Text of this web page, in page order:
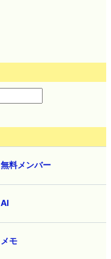
無料メンバー
AI
メモ